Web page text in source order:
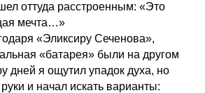
оттуда расстроенным: «Это
мечта…»
«Эликсиру Сеченова»,
«батарея» были на другом
дней я ощутил упадок духа, но
и начал искать варианты: